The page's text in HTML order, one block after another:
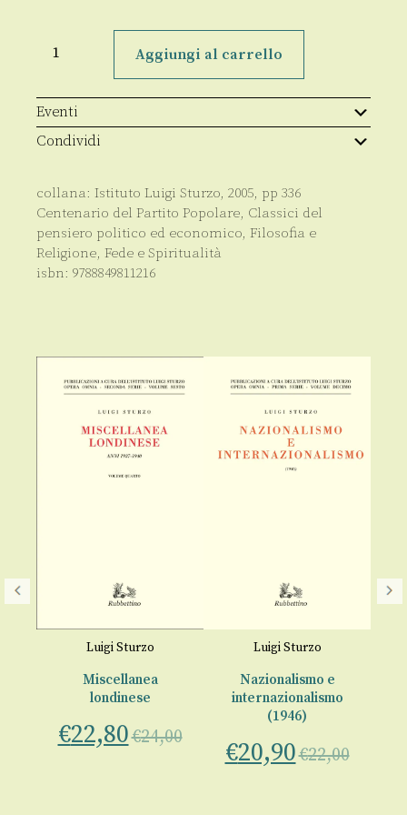
vera
Aggiungi al carrello
Eventi
Condividi
collana: Istituto Luigi Sturzo, 2005, pp 336
Centenario del Partito Popolare, Classici del
pensiero politico ed economico, Filosofia e
Religione, Fede e Spiritualità
isbn: 9788849811216
Luigi Sturzo
Miscellanea
londinese
€22,80€24,00
Luigi Sturzo
Nazionalismo e
internazionalismo
(1946)
€20,90€22,00